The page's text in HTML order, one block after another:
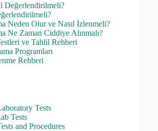
Değerlendirilmeli?
Neden Olur ve Nasıl İzlenmeli?
Ne Zaman Ciddiye Alınmalı?
ve Tahlil Rehberi
Programları
Rehberi
Tests
Tests
and Procedures